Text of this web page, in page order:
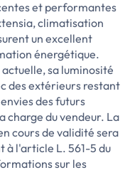
et performantes
climatisation
un excellent
énergétique.
sa luminosité
des extérieurs restant
des futurs
charge du vendeur. La
cours de validité sera
à l'article L. 561-5 du
sur les